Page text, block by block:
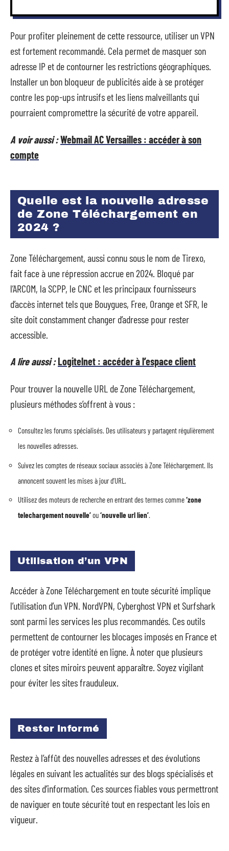
Pour profiter pleinement de cette ressource, utiliser un VPN
est fortement recommandé. Cela permet de masquer son
adresse IP et de contourner les restrictions géographiques.
Installer un bon bloqueur de publicités aide à se protéger
contre les pop-ups intrusifs et les liens malveillants qui
pourraient compromettre la sécurité de votre appareil.
A voir aussi :Webmail AC Versailles : accéder à son
compte
Quelle est la nouvelle adresse
de Zone Téléchargement en
2024 ?
Zone Téléchargement, aussi connu sous le nom de Tirexo,
fait face à une répression accrue en 2024. Bloqué par
l’ARCOM, la SCPP, le CNC et les principaux fournisseurs
d’accès internet tels que Bouygues, Free, Orange et SFR, le
site doit constamment changer d’adresse pour rester
accessible.
A lire aussi :Logitelnet : accéder à l’espace client
Pour trouver la nouvelle URL de Zone Téléchargement,
plusieurs méthodes s’offrent à vous :
Consultez les forums spécialisés. Des utilisateurs y partagent régulièrement
les nouvelles adresses.
Suivez les comptes de réseaux sociaux associés à Zone Téléchargement. Ils
annoncent souvent les mises à jour d’URL.
Utilisez des moteurs de recherche en entrant des termes comme‘zone
telechargement nouvelle’ou‘nouvelle url lien’.
Utilisation d’un VPN
Accéder à Zone Téléchargement en toute sécurité implique
l’utilisation d’un VPN. NordVPN, Cyberghost VPN et Surfshark
sont parmi les services les plus recommandés. Ces outils
permettent de contourner les blocages imposés en France et
de protéger votre identité en ligne. À noter que plusieurs
clones et sites miroirs peuvent apparaître. Soyez vigilant
pour éviter les sites frauduleux.
Rester informé
Restez à l’affût des nouvelles adresses et des évolutions
légales en suivant les actualités sur des blogs spécialisés et
des sites d’information. Ces sources fiables vous permettront
de naviguer en toute sécurité tout en respectant les lois en
vigueur.